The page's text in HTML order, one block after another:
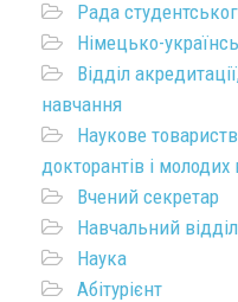
Рада
Німецько-
Відділ
навчання
Наукове
докторантів і молодих
Вчений секретар
Навчальний відділ
Наука
Абітурієнт